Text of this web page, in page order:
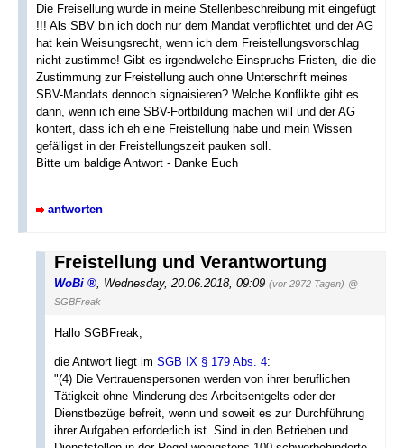
Die Freisellung wurde in meine Stellenbeschreibung mit eingefügt
!!! Als SBV bin ich doch nur dem Mandat verpflichtet und der AG
hat kein Weisungsrecht, wenn ich dem Freistellungsvorschlag
nicht zustimme! Gibt es irgendwelche Einspruchs-Fristen, die die
Zustimmung zur Freistellung auch ohne Unterschrift meines
SBV-Mandats dennoch signaisieren? Welche Konflikte gibt es
dann, wenn ich eine SBV-Fortbildung machen will und der AG
kontert, dass ich eh eine Freistellung habe und mein Wissen
gefälligst in der Freistellungszeit pauken soll.
Bitte um baldige Antwort - Danke Euch
antworten
Freistellung und Verantwortung
WoBi Wednesday, 20.06.2018, 09:09 (vor 2972 Tagen) @
SGBFreak
Hallo SGBFreak,
die Antwort liegt im SGB IX § 179 Abs. 4:
"(4) Die Vertrauenspersonen werden von ihrer beruflichen
Tätigkeit ohne Minderung des Arbeitsentgelts oder der
Dienstbezüge befreit, wenn und soweit es zur Durchführung
ihrer Aufgaben erforderlich ist. Sind in den Betrieben und